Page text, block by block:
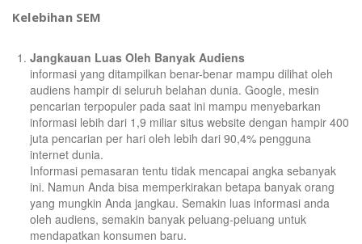
Kelebihan SEM
Jangkauan Luas Oleh Banyak Audiens
informasi yang ditampilkan benar-benar mampu dilihat oleh
audiens hampir di seluruh belahan dunia. Google, mesin
pencarian terpopuler pada saat ini mampu menyebarkan
informasi lebih dari 1,9 miliar situs website dengan hampir 400
juta pencarian per hari oleh lebih dari 90,4% pengguna
internet dunia.
Informasi pemasaran tentu tidak mencapai angka sebanyak
ini. Namun Anda bisa memperkirakan betapa banyak orang
yang mungkin Anda jangkau. Semakin luas informasi anda
oleh audiens, semakin banyak peluang-peluang untuk
mendapatkan konsumen baru.